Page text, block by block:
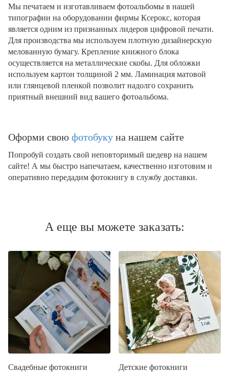
Мы печатаем и изготавливаем фотоальбомы в нашей
типографии на оборудовании фирмы Ксерокс, которая
является одним из признанных лидеров цифровой печати.
Для производства мы используем плотную дизайнерскую
мелованную бумагу. Крепление книжного блока
осуществляется на металлические скобы. Для обложки
используем картон толщиной 2 мм. Ламинация матовой
или глянцевой пленкой позволит надолго сохранить
приятный внешний вид вашего фотоальбома.
Оформи свою фотобуку на нашем сайте
Попробуй создать свой неповторимый шедевр на нашем
сайте! А мы быстро напечатаем, качественно изготовим и
оперативно передадим фотокнигу в службу доставки.
А еще вы можете заказать:
Свадебные фотокниги Детские фотокниги